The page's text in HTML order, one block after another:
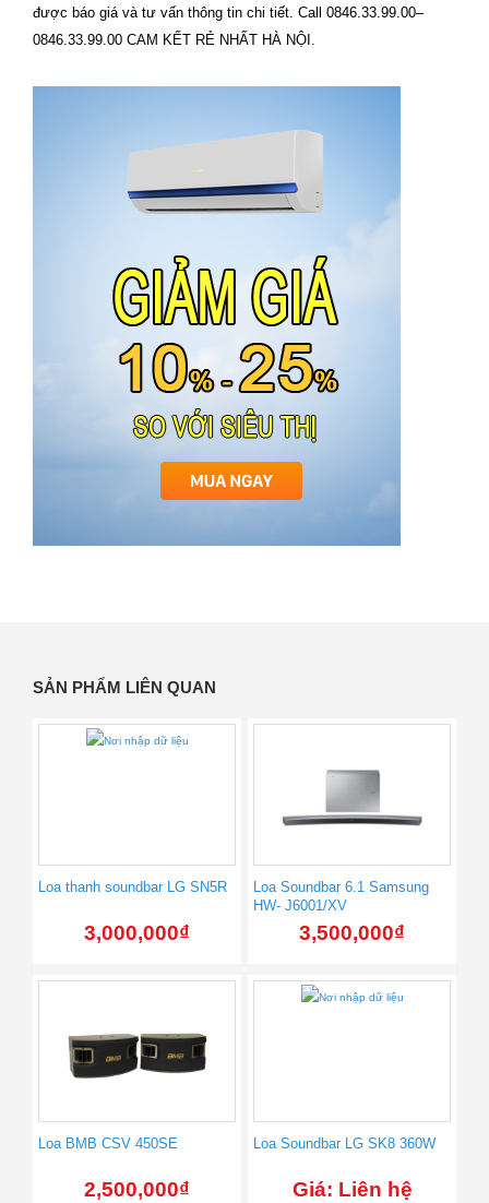
được báo giá và tư vấn thông tin chi tiết. Call 0846.33.99.00–
0846.33.99.00 CAM KẾT RẺ NHẤT HÀ NỘI.
SẢN PHẨM LIÊN QUAN
Loa thanh soundbar LG SN5R
3,000,000₫
Loa Soundbar 6.1 Samsung
HW- J6001/XV
3,500,000₫
Loa BMB CSV 450SE
2,500,000₫
Loa Soundbar LG SK8 360W
Giá: Liên hệ